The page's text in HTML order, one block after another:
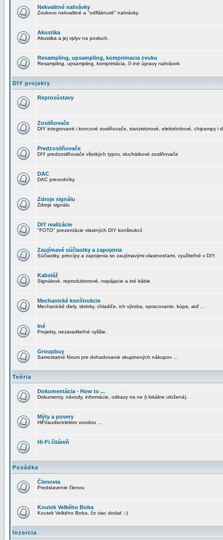
Nekvalitné nahrávky
Zvukovo nekvalitné a "odfláknuté" nahrávky.
Akustika
Akustika a jej vplyv na posluch.
Resampling, upsampling, komprimacia zvuku
Resampling, upsampling, komprimácia, či iné úpravy nahrávok
DIY projekty
Reprosústavy
Zosilňovače
DIY integrované i koncové zosilňovače, tranzistorové, elektrónkové, chipampy i
Predzosilňovače
DIY predzosilňovače všetkých typov, sluchátkové zosilňovače
DAC
DAC prevodníky
Zdroje signálu
Zdroje signálu
DIY realizácie
"FOTO" prezentácie vlastných DIY konštrukcií
Zaujímavé súčiastky a zapojenia
Súčiastky, princípy a zapojenia so zaujímavými vlastnosťami, využiteľné v DIY.
Kabeláž
Signálové, reproduktorové, napájacie a iné káble
Mechanické konštrukcie
Mechanické diely, skrinky, chladiče, ich výroba, opracovanie, kúpa, atď ...
Iné
Projekty, nezaraditeľné vyššie.
Groupbuy
Samostatné fórum pre dohadovanie skupinových nákupov ...
Teória
Dokumentácia - How to ...
Dokumenty, návody, informácie, odkazy na ne (i lokálne uložená).
Mýty a povery
HiFi/audio/elektro voodoo ...
Hi-Fi čitáreň
Posádka
Členovia
Predstavenie členov.
Koutek Velkého Boba
Koutek Velkého Boba, čo viac dodať :-)
Inzercia